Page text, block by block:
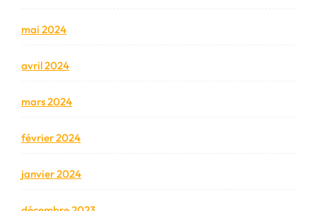
mai 2024
avril 2024
mars 2024
février 2024
janvier 2024